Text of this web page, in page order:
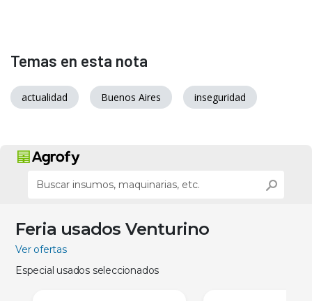
Temas en esta nota
actualidad Buenos Aires inseguridad
Feria usados Venturino
Ver ofertas
Especial usados seleccionados